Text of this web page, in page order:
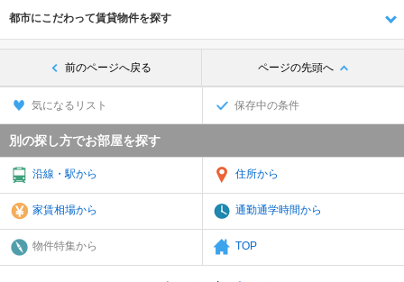
都市にこだわって賃貸物件を探す
前のページへ戻る ページの先頭へ
気になるリスト 保存中の条件
別の探し方でお部屋を探す
沿線・駅から 住所から
家賃相場から 通勤通学時間から
物件特集から TOP